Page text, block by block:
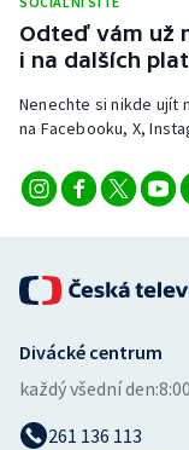
Odteď vám už
i na dalších
Nenechte si nikde ujít
na Facebooku, X,
Divácké centrum
každý všední den:
261 136 113